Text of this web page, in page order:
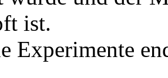
ist.
Experimente